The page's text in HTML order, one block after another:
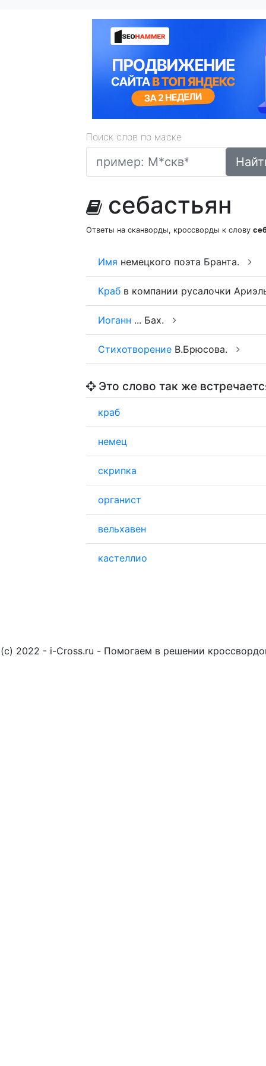
Поиск слов по маске
себастьян
Ответы на сканворды, кроссворды к слову
Имя немецкого поэта Бранта.
Краб в компании русалочки
Иоганн ... Бах.
Стихотворение В.Брюсова.
Это слово так же
краб
немец
скрипка
органист
вельхавен
кастеллио
(c) 2022 - i-Cross.ru - Помогаем в решении